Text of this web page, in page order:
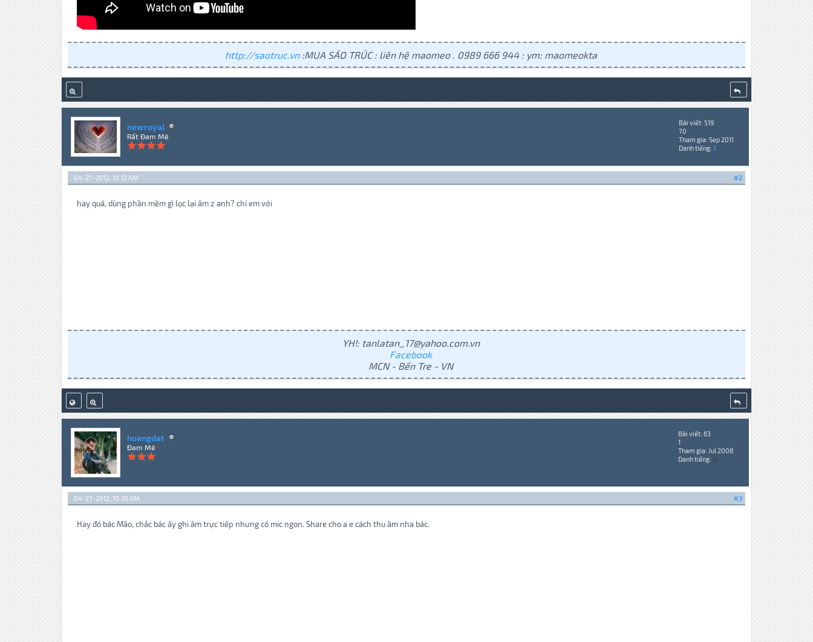
http://saotruc.vn:MUA SÁO TRÚC : liên hệ maomeo . 0989 666 944 : ym: maomeokta
newroyal
Rất Đam Mê
Bài viết: 519
70
Tham gia: Sep 2011
Danh tiếng: 1
#2
04-27-2012, 10:12 AM
hay quá, dùng phần mềm gì lọc lại âm z anh? chỉ em với
YH!: tanlatan_17@yahoo.com.vn
Facebook
MCN - Bến Tre - VN
hoangdat
Đam Mê
Bài viết: 63
1
Tham gia: Jul 2008
Danh tiếng: 0
#3
04-27-2012, 10:35 AM
Hay đó bác Mão, chắc bác ấy ghi âm trực tiếp nhưng có mic ngon. Share cho a e cách thu âm nha bác.